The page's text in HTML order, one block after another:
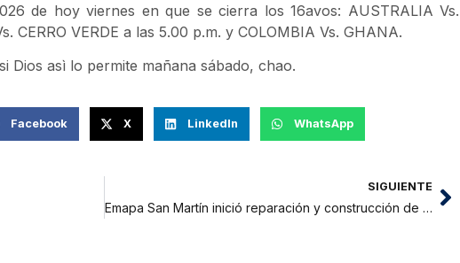
de hoy viernes en que se cierra los 16avos: AUSTRALIA Vs.
CERRO VERDE a las 5.00 p.m. y COLOMBIA Vs. GHANA.
Dios asì lo permite mañana sábado, chao.
Facebook X LinkedIn WhatsApp
SIGUIENTE
Emapa San Martín inició reparación y construcción de buzones en Tarapoto para fortalecer el sistema de alcantarillado